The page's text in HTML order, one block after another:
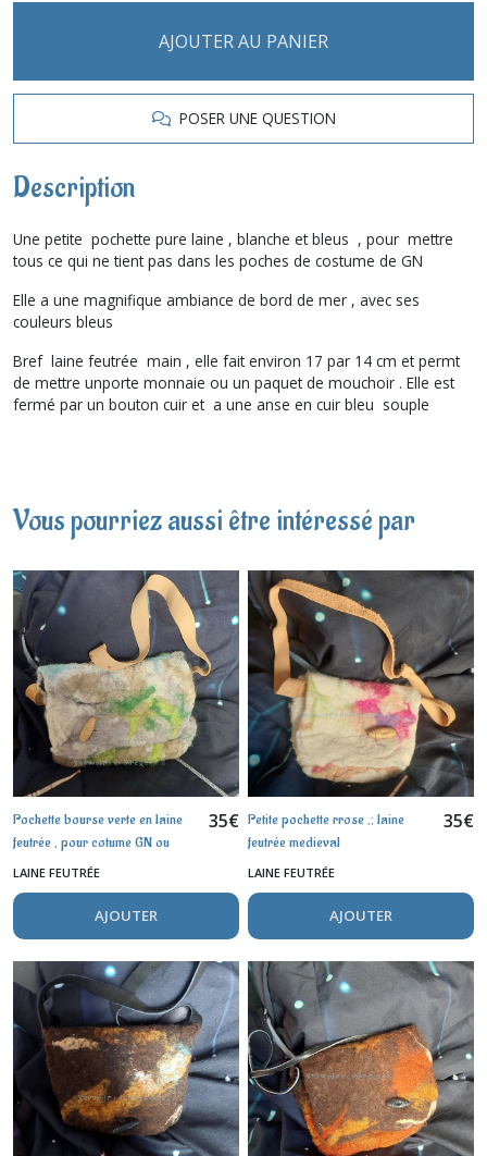
AJOUTER AU PANIER
POSER UNE QUESTION
Description
Une petite pochette pure laine , blanche et bleus , pour mettre
tous ce qui ne tient pas dans les poches de costume de GN
Elle a une magnifique ambiance de bord de mer , avec ses
couleurs bleus
Bref laine feutrée main , elle fait environ 17 par 14 cm et permt
de mettre unporte monnaie ou un paquet de mouchoir . Elle est
fermé par un bouton cuir et a une anse en cuir bleu souple
Vous pourriez aussi être intéressé par
Pochette bourse verte en laine
feutrée , pour cotume GN ou
medieval
35€
LAINE FEUTRÉE
AJOUTER
Petite pochette rrose ,; laine
feutrée medieval
35€
LAINE FEUTRÉE
AJOUTER